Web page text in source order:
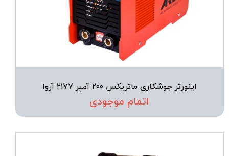
اینورتر جوشکاری ماتریکس ۲۰۰ آمپر ۲۱۷۷ آروا
اتمام موجودی